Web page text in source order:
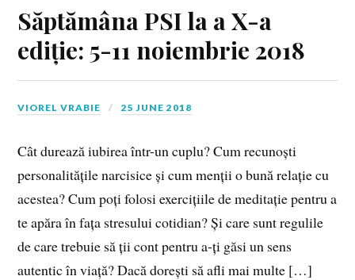
Săptămâna PSI la a X-a
ediție: 5-11 noiembrie 2018
VIOREL VRABIE 25 JUNE 2018
Cât durează iubirea într-un cuplu? Cum recunoști
personalitățile narcisice și cum menții o bună relație cu
acestea? Cum poți folosi exercițiile de meditație pentru a
te apăra în fața stresului cotidian? Și care sunt regulile
de care trebuie să ții cont pentru a-ți găsi un sens
autentic în viață? Dacă dorești să afli mai multe […]